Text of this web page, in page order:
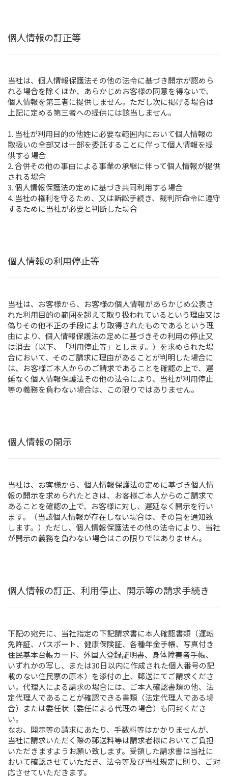
個人情報の訂正等
当社は、個人情報保護法その他の法令に基づき開示が認めら
れる場合を除くほか、あらかじめお客様の同意を得ないで、
個人情報を第三者に提供しません。ただし次に掲げる場合は
上記に定める第三者への提供には該当しません。
1. 当社が利用目的の他姓に必要な範囲内において個人情報の
取扱いの全部又は一部を委託することに伴って個人情報を提
供する場合
2. 合併その他の事由による事業の承継に伴って個人情報が提供
される場合
3. 個人情報保護法の定めに基づき共同利用する場合
4. 当社の権利を守るため、又は訴訟手続き、裁判所命令に遵守
するために当社が必要と判断した場合
個人情報の利用停止等
当社は、お客様から、お客様の個人情報があらかじめ公表さ
れた利用目的の範囲を超えて取り扱われているという理由又は
偽りその他不正の手段により取得されたものであるという理
由により、個人情報保護法の定めに基づきその利用の停止又
は消去（以下、「利用停止等」とします。）を求められた場
合において、そのご請求に理由があることが判明した場合に
は、お客様ご本人からのご請求であることを確認の上で、遅
延なく個人情報保護法その他の法令により、当社が利用停止
等の義務を負わない場合は、この限りではありません。
個人情報の開示
当社は、お客様から、個人情報保護法の定めに基づき個人情
報の開示を求められたときは、お客様ご本人からのご請求で
あることを確認の上で、お客様に対し、遅延なく開示を行い
ます。（当該個人情報が存在しない場合は、その旨を通知致
します。）ただし、個人情報保護法その他の法令により、当社
が開示の義務を負わない場合はこの限りではありません。
個人情報の訂正、利用停止、開示等の請求手続き
下記の宛先に、当社指定の下記請求書に本人確認書類（運転
免許証、パスポート、健康保険証、各種年金手帳、写真付き
住民基本台帳カード、外国人登録証明書、身体障害者手帳、
いずれかの写し、または30日以内に作成された個人番号の記
載のない住民票の原本）を添付の上、郵送にてご請求くださ
い。代理人による請求の場合には、ご本人確認書類の他、法
定代理人であることが確認できる書類（法定代理人である場
合）または委任状（委任による代理の場合）も同封くださ
い。
なお、開示等の請求にあたり、手数料等はかかりませんが、
当社に請求いただく際の郵送料等は請求者様においてご負担
いただきますようお願い致します。受領した請求書は当社に
おいて確認させていただき、法令等及び当社規定に則り、ご対
応させていただきます。